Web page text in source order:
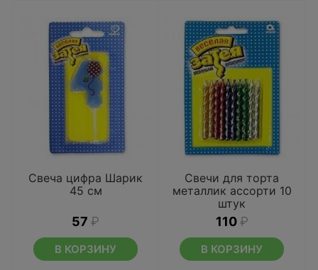
Свеча цифра Шарик
45 см
57 ₽
В КОРЗИНУ
Свечи для торта
металлик ассорти 10
штук
110 ₽
В КОРЗИНУ